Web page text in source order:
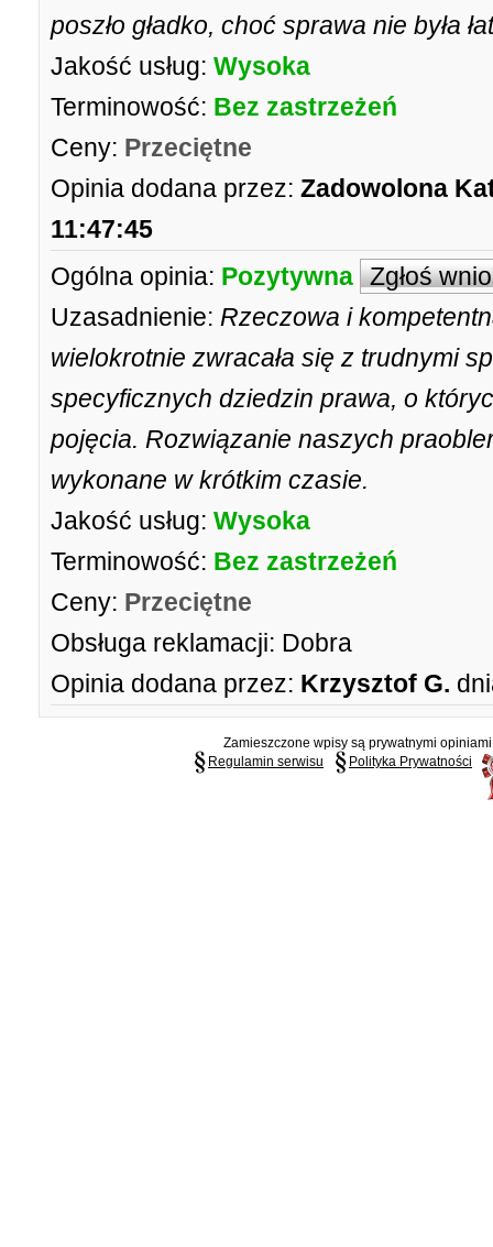
poszło gładko, choć sprawa nie była
Jakość usług: Wysoka
Terminowość: Bez zastrzeżeń
Ceny: Przeciętne
Opinia dodana przez: Zadowolona
11:47:45
Ogólna opinia: Pozytywna Zgłoś
Uzasadnienie: Rzeczowa i
wielokrotnie zwracała się z trudnymi
specyficznych dziedzin prawa, o
pojęcia. Rozwiązanie naszych
wykonane w krótkim czasie.
Jakość usług: Wysoka
Terminowość: Bez zastrzeżeń
Ceny: Przeciętne
Obsługa reklamacji: Dobra
Opinia dodana przez: Krzysztof G.
Zamieszczone wpisy są prywatnymi
Regulamin serwisu
Polityka Prywatności